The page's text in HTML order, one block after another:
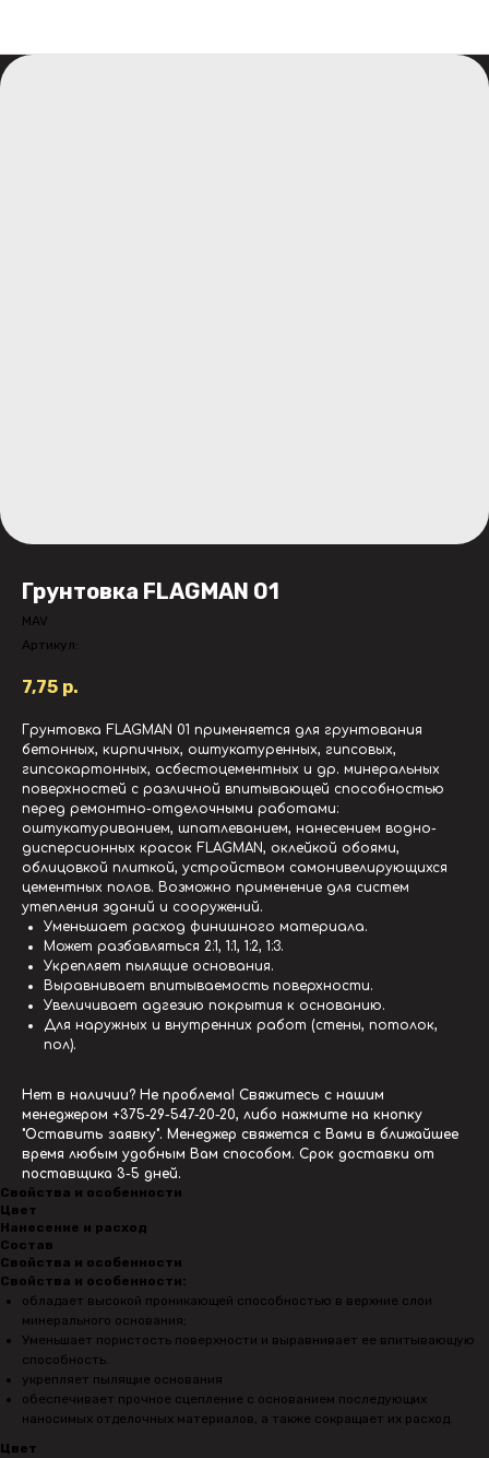
Грунтовка FLAGMAN 01
MAV
Артикул:
7,75 р.
Грунтовка FLAGMAN 01 применяется для грунтования
бетонных, кирпичных, оштукатуренных, гипсовых,
гипсокартонных, асбестоцементных и др. минеральных
поверхностей с различной впитывающей способностью
перед ремонтно-отделочными работами:
оштукатуриванием, шпатлеванием, нанесением водно-
дисперсионных красок FLAGMAN, оклейкой обоями,
облицовкой плиткой, устройством самонивелирующихся
цементных полов. Возможно применение для систем
утепления зданий и сооружений.
Уменьшает расход финишного материала.
Может разбавляться 2:1, 1:1, 1:2, 1:3.
Укрепляет пылящие основания.
Выравнивает впитываемость поверхности.
Увеличивает адгезию покрытия к основанию.
Для наружных и внутренних работ (стены, потолок,
пол).
Нет в наличии? Не проблема! Свяжитесь с нашим
менеджером +375-29-547-20-20, либо нажмите на кнопку
"Оставить заявку". Менеджер свяжется с Вами в ближайшее
время любым удобным Вам способом. Срок доставки от
поставщика 3-5 дней.
Свойства и особенности
Цвет
Нанесение и расход
Состав
Свойства и особенности
Свойства и особенности:
обладает высокой проникающей способностью в верхние слои
минерального основания;
Уменьшает пористость поверхности и выравнивает ее впитывающую
способность.
укрепляет пылящие основания
обеспечивает прочное сцепление с основанием последующих
наносимых отделочных материалов, а также сокращает их расход.
Цвет